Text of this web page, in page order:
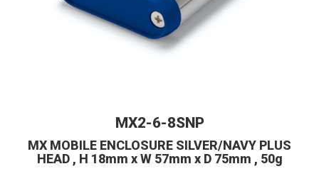
MX2-6-8SNP
MX MOBILE ENCLOSURE SILVER/NAVY PLUS
HEAD , H 18mm x W 57mm x D 75mm , 50g